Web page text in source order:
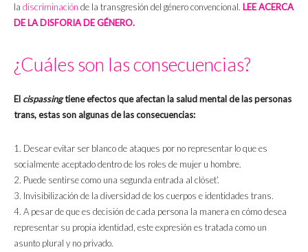
la discriminación de la transgresión del género convencional. LEE ACERCA
DE LA DISFORIA DE GÉNERO.
¿Cuáles son las consecuencias?
El cispassingtiene efectos que afectan la salud mental de las personas
trans, estas son algunas de las consecuencias:
1. Desear evitar ser blanco de ataques por no representar lo que es
socialmente aceptado dentro de los roles de mujer u hombre.
2. Puede sentirse como una segunda entrada al clóset’.
3. Invisibilización de la diversidad de los cuerpos e identidades trans.
4. A pesar de que es decisión de cada persona la manera en cómo desea
representar su propia identidad, este expresión es tratada como un
asunto plural y no privado.